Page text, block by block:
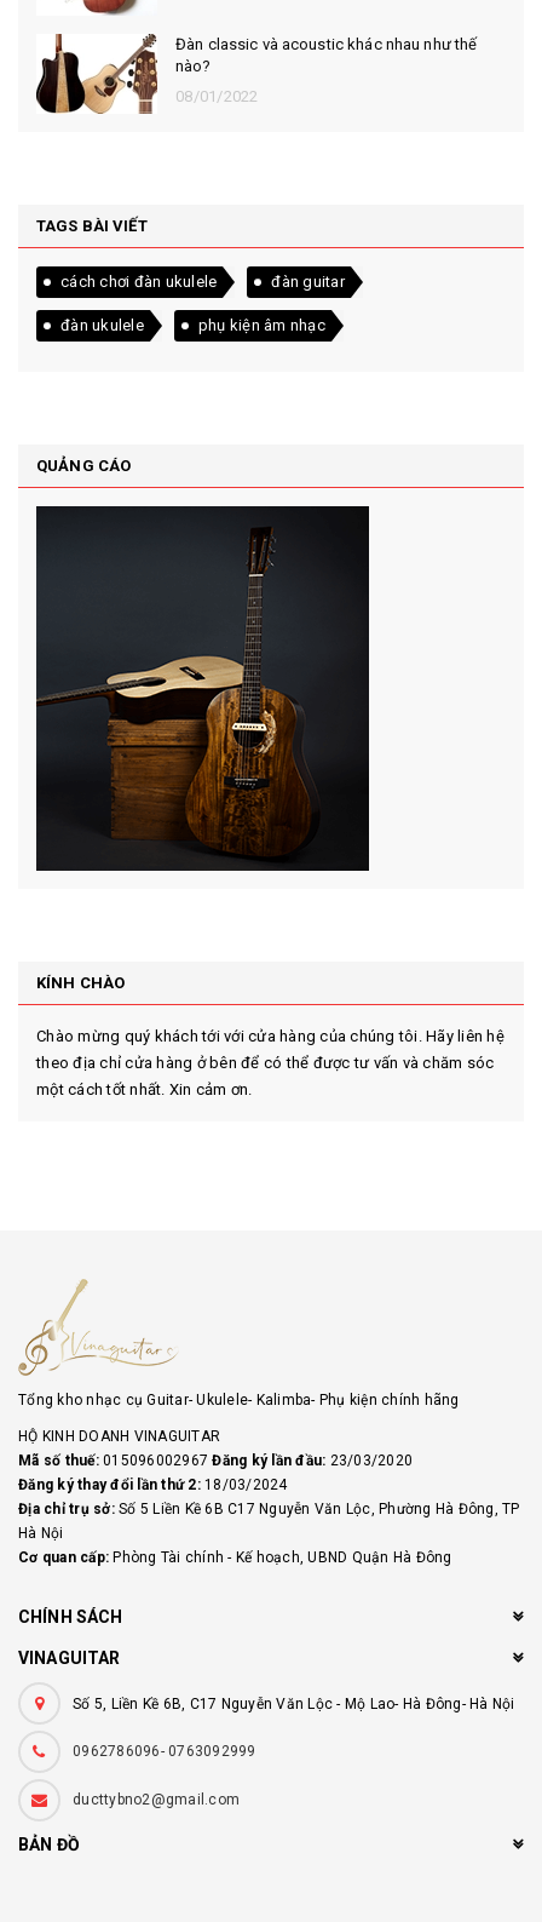
Đàn classic và acoustic khác nhau như thế
nào?
08/01/2022
TAGS BÀI VIẾT
cách chơi đàn ukulele đàn guitar
đàn ukulele phụ kiện âm nhạc
QUẢNG CÁO
KÍNH CHÀO
Chào mừng quý khách tới với cửa hàng của chúng tôi. Hãy liên hệ
theo địa chỉ cửa hàng ở bên để có thể được tư vấn và chăm sóc
một cách tốt nhất. Xin cảm ơn.
Tổng kho nhạc cụ Guitar- Ukulele- Kalimba- Phụ kiện chính hãng
HỘ KINH DOANH VINAGUITAR
Mã số thuế:015096002967Đăng ký lần đầu: 23/03/2020
Đăng ký thay đổi lần thứ 2:18/03/2024
Địa chỉ trụ sở:Số 5 Liền Kề 6B C17 Nguyễn Văn Lộc, Phường Hà Đông, TP
Hà Nội
Cơ quan cấp: Phòng Tài chính - Kế hoạch, UBND Quận Hà Đông
CHÍNH SÁCH
VINAGUITAR
Số 5, Liền Kề 6B, C17 Nguyễn Văn Lộc - Mộ Lao- Hà Đông- Hà Nội
0962786096- 0763092999
ducttybno2@gmail.com
BẢN ĐỒ